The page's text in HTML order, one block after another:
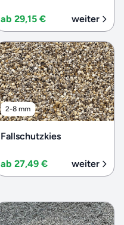
ab 29,15 € weiter
2-8 mm
Fallschutzkies
ab 27,49 € weiter